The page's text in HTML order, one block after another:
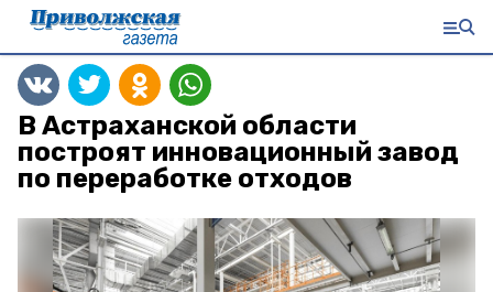
В Астраханской области
построят инновационный завод
по переработке отходов